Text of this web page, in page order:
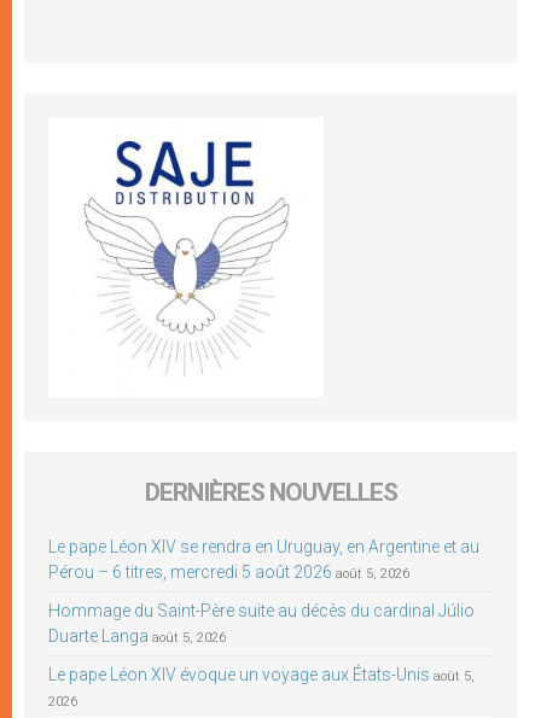
DERNIÈRES NOUVELLES
Le pape Léon XIV se rendra en Uruguay, en Argentine et au
Pérou – 6 titres, mercredi 5 août 2026 août 5, 2026
Hommage du Saint-Père suite au décès du cardinal Júlio
Duarte Langa août 5, 2026
Le pape Léon XIV évoque un voyage aux États-Unis août 5,
2026